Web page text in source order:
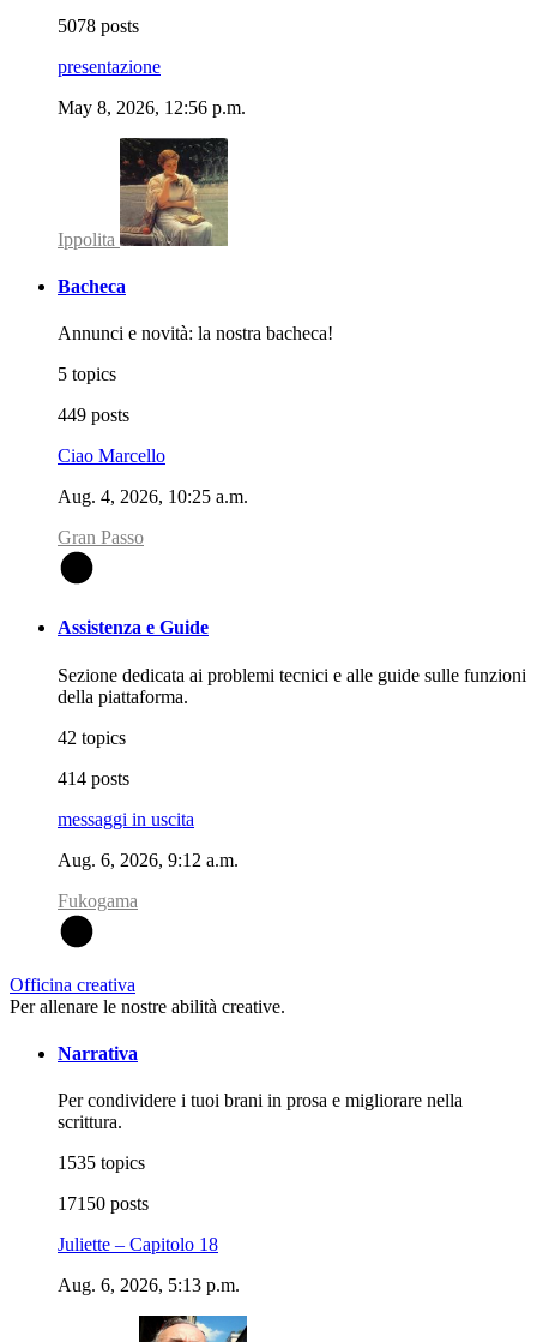
5078 posts
presentazione
May 8, 2026, 12:56 p.m.
Ippolita
Bacheca
Annunci e novità: la nostra bacheca!
5 topics
449 posts
Ciao Marcello
Aug. 4, 2026, 10:25 a.m.
Gran Passo
Assistenza e Guide
Sezione dedicata ai problemi tecnici e alle guide sulle funzioni
della piattaforma.
42 topics
414 posts
messaggi in uscita
Aug. 6, 2026, 9:12 a.m.
Fukogama
Officina creativa
Per allenare le nostre abilità creative.
Narrativa
Per condividere i tuoi brani in prosa e migliorare nella
scrittura.
1535 topics
17150 posts
Juliette – Capitolo 18
Aug. 6, 2026, 5:13 p.m.